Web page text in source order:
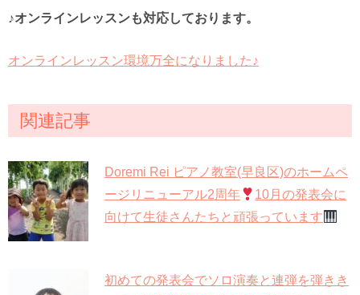
♪オンラインレッスンも対応しております。
オンラインレッスン環境万全になりました♪
関連記事
Doremi Rei ピアノ教室(早良区)のホームペ
ージリニューアル2周年
10月の発表会に
向けて生徒さんたちと頑張っています
初めての発表会でソロ演奏と連弾を弾きき